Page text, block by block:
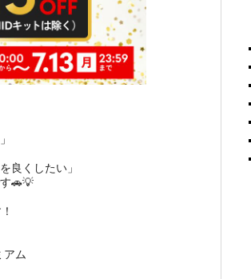
良くしたい」
🚗💡
アム